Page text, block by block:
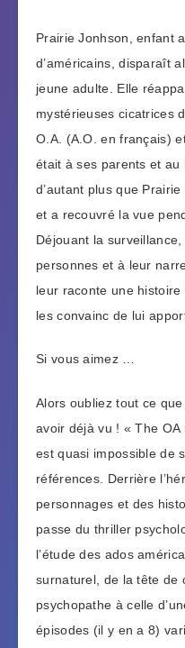
Prairie Jonhson, enfant
d’américains, disparaît
jeune adulte. Elle
mystérieuses cicatrices
O.A. (A.O. en français)
était à ses parents et
d’autant plus que
et a recouvré la vue
Déjouant la
personnes et à leur
leur raconte une
les convainc de lui
Si vous aimez …
Alors oubliez tout ce
avoir déjà vu ! « The OA
est quasi impossible de
références. Derrière
personnages et des
passe du thriller
l’étude des ados
surnaturel, de la tête de
psychopathe à celle
épisodes (il y en a 8)